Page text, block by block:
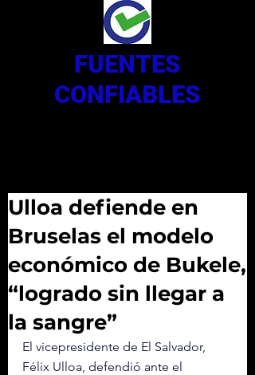
FUENTES
CONFIABLES
Ulloa defiende en
Bruselas el modelo
económico de Bukele,
“logrado sin llegar a
la sangre”
El vicepresidente de El Salvador,
Félix Ulloa, defendió ante el